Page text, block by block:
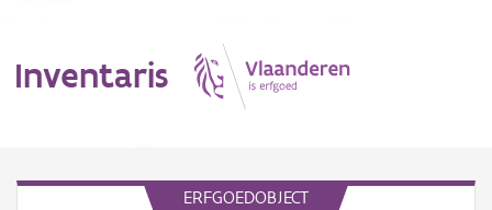
Inventaris
ERFGOEDOBJECT